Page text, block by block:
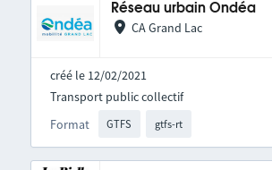
Réseau urbain Ondéa
CA Grand Lac
créé le 12/02/2021
Format GTFS gtfs-rt
Transport public collectif